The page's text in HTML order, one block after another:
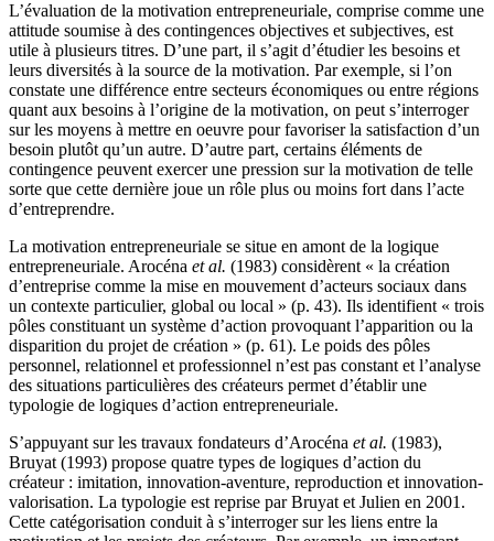
L’évaluation de la motivation entrepreneuriale, comprise comme une
attitude soumise à des contingences objectives et subjectives, est
utile à plusieurs titres. D’une part, il s’agit d’étudier les besoins et
leurs diversités à la source de la motivation. Par exemple, si l’on
constate une différence entre secteurs économiques ou entre régions
quant aux besoins à l’origine de la motivation, on peut s’interroger
sur les moyens à mettre en oeuvre pour favoriser la satisfaction d’un
besoin plutôt qu’un autre. D’autre part, certains éléments de
contingence peuvent exercer une pression sur la motivation de telle
sorte que cette dernière joue un rôle plus ou moins fort dans l’acte
d’entreprendre.
La motivation entrepreneuriale se situe en amont de la logique
entrepreneuriale. Arocéna et al. (1983) considèrent « la création
d’entreprise comme la mise en mouvement d’acteurs sociaux dans
un contexte particulier, global ou local » (p. 43). Ils identifient « trois
pôles constituant un système d’action provoquant l’apparition ou la
disparition du projet de création » (p. 61). Le poids des pôles
personnel, relationnel et professionnel n’est pas constant et l’analyse
des situations particulières des créateurs permet d’établir une
typologie de logiques d’action entrepreneuriale.
S’appuyant sur les travaux fondateurs d’Arocéna et al. (1983),
Bruyat (1993) propose quatre types de logiques d’action du
créateur : imitation, innovation-aventure, reproduction et innovation-
valorisation. La typologie est reprise par Bruyat et Julien en 2001.
Cette catégorisation conduit à s’interroger sur les liens entre la